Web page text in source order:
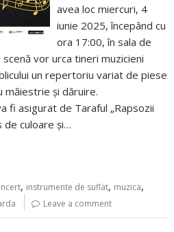
avea loc miercuri, 4
iunie 2025, începând cu
ora 17:00, în sala de
vor urca tineri muzicieni
un repertoriu variat de piese
și dăruire.
fi asigurat de Taraful „Rapsozii
de culoare și…
, instrumente de suflat, muzica,
Leave a comment